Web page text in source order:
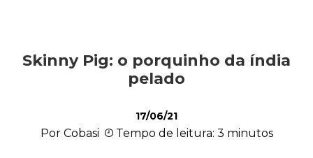
Saúde
Roedores
Skinny Pig: o porquinho da índia
pelado
17/06/21
Por Cobasi Tempo de leitura: 3 minutos